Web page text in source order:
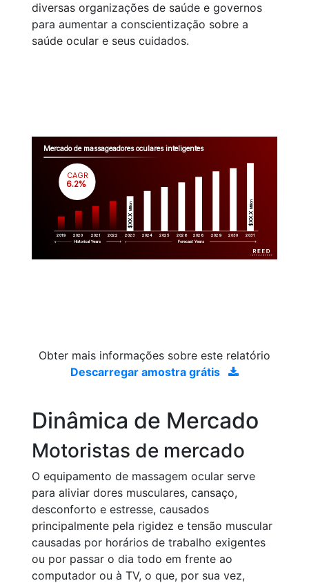
diversas organizações de saúde e governos
para aumentar a conscientização sobre a
saúde ocular e seus cuidados.
Mercado de massageadores oculares inteligentes
2019 2020 2021 2022 2023 2024 2025 2026 2028 2029 2030 2031
$XX.X
Million
$XX.X
Million
CAGR
6.2%
Historical Years Forecast Years
Obter mais informações sobre este relatório
Descarregar amostra grátis
Dinâmica de Mercado
Motoristas de mercado
O equipamento de massagem ocular serve
para aliviar dores musculares, cansaço,
desconforto e estresse, causados
principalmente pela rigidez e tensão muscular
causadas por horários de trabalho exigentes
ou por passar o dia todo em frente ao
computador ou à TV, o que, por sua vez,